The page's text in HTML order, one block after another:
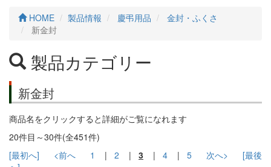
HOME 製品情報 慶弔用品
金封・ふくさ
新金封
製品カテゴリー
新金封
商品名をクリックすると詳細がご覧になれます
20件目～30件(全451件)
[最初へ]
<前へ 1 | 2 | 3 | 4 | 5 次へ>
[最後